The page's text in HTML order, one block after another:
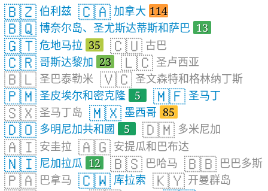
🇧🇿 伯利兹 🇨🇦 加拿大 114
🇧🇶 博奈尔岛、圣尤斯达蒂斯和萨巴 13
🇬🇹 危地马拉 35 🇨🇺 古巴
🇨🇷 哥斯达黎加 23 🇱🇨 圣卢西亚
🇧🇱 圣巴泰勒米 🇻🇨 圣文森特和格林纳丁斯
🇵🇲 圣皮埃尔和密克隆 5 🇲🇫 圣马丁
🇸🇽 圣马丁岛 🇲🇽 墨西哥 85
🇩🇴 多明尼加共和國 5 🇩🇲 多米尼加
🇦🇮 安圭拉 🇦🇬 安提瓜和巴布达
🇳🇮 尼加拉瓜 12 🇧🇸 巴哈马 🇧🇧 巴巴多斯
🇵🇦 巴拿马 🇨🇼 库拉索 🇰🇾 开曼群岛